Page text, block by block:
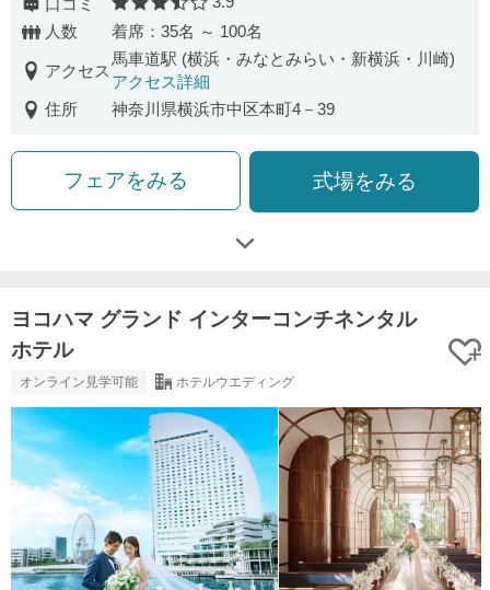
口コミ 口コミ評価
人数
着席：35名 ～ 100名
アクセス
馬車道駅 (横浜・みなとみらい・新横浜・川崎)
アクセス詳細
住所
神奈川県横浜市中区本町4－39
フェアをみる 式場をみる
ヨコハマ グランド インターコンチネンタル
ホテル
オンライン見学可能 ホテルウエディング